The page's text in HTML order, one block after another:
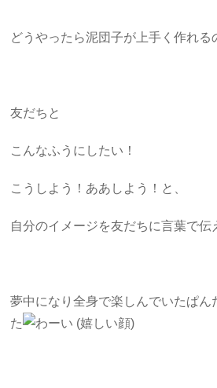
どうやったら泥団子が上手く作れ
友だちと
こんなふうにしたい！
こうしよう！ああしよう！と、
自分のイメージを友だちに言葉で伝
夢中になり全身で楽しんでいたぱん
た